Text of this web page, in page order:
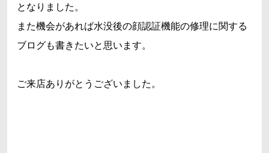
となりました。
また機会があれば水没後の顔認証機能の修理に関する
ブログも書きたいと思います。
ご来店ありがとうございました。